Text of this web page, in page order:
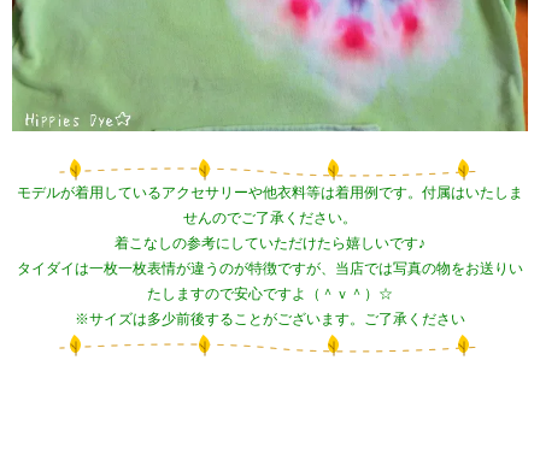
モデルが着用しているアクセサリーや他衣料等は着用例です。付属はいたしま
せんのでご了承ください。
着こなしの参考にしていただけたら嬉しいです♪
タイダイは一枚一枚表情が違うのが特徴ですが、当店では写真の物をお送りい
たしますので安心ですよ（＾ｖ＾）☆
※サイズは多少前後することがございます。ご了承ください